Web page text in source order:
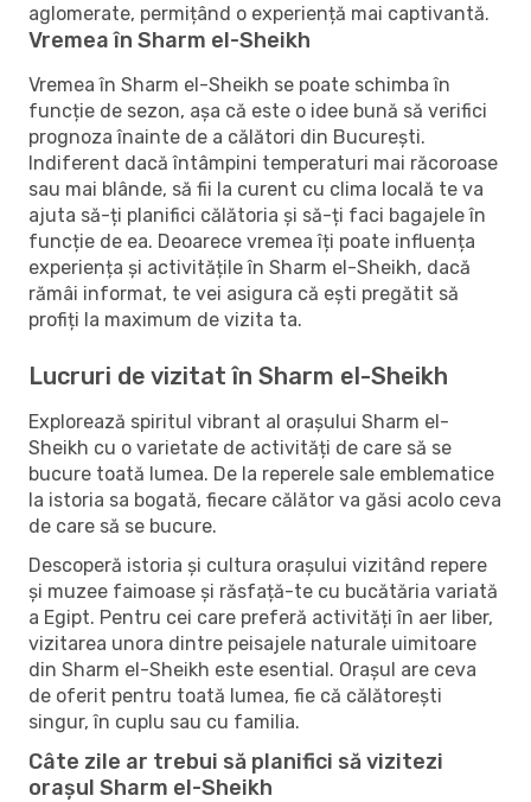
aglomerate, permițând o experiență mai captivantă.
Vremea în Sharm el-Sheikh
Vremea în Sharm el-Sheikh se poate schimba în
funcție de sezon, așa că este o idee bună să verifici
prognoza înainte de a călători din București.
Indiferent dacă întâmpini temperaturi mai răcoroase
sau mai blânde, să fii la curent cu clima locală te va
ajuta să-ți planifici călătoria și să-ți faci bagajele în
funcție de ea. Deoarece vremea îți poate influența
experiența și activitățile în Sharm el-Sheikh, dacă
rămâi informat, te vei asigura că ești pregătit să
profiți la maximum de vizita ta.
Lucruri de vizitat în Sharm el-Sheikh
Explorează spiritul vibrant al orașului Sharm el-
Sheikh cu o varietate de activități de care să se
bucure toată lumea. De la reperele sale emblematice
la istoria sa bogată, fiecare călător va găsi acolo ceva
de care să se bucure.
Descoperă istoria și cultura orașului vizitând repere
și muzee faimoase și răsfață-te cu bucătăria variată
a Egipt. Pentru cei care preferă activități în aer liber,
vizitarea unora dintre peisajele naturale uimitoare
din Sharm el-Sheikh este esential. Orașul are ceva
de oferit pentru toată lumea, fie că călătorești
singur, în cuplu sau cu familia.
Câte zile ar trebui să planifici să vizitezi
orașul Sharm el-Sheikh